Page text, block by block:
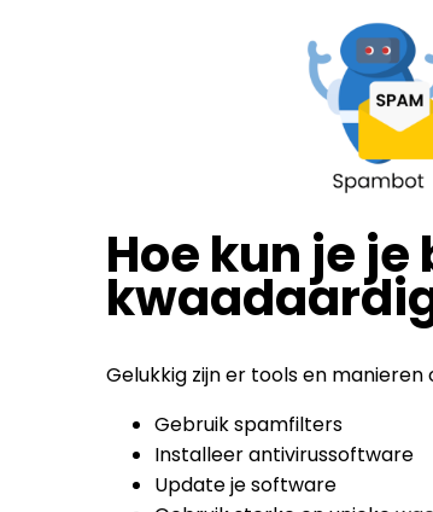
Hoe kun je
Gelukkig zijn er tools en
Gebruik spamfilters
Installeer antivirussoftware
Update je software